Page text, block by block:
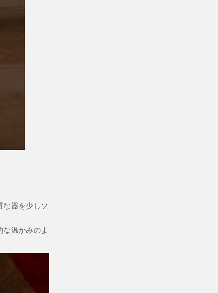
器を少しソ
温かみのよ